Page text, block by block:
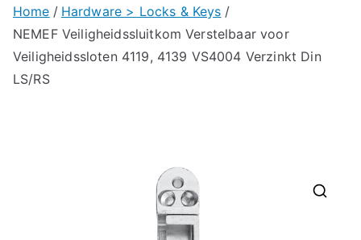
Home
Hardware > Locks & Keys
NEMEF Veiligheidssluitkom Verstelbaar voor
Veiligheidssloten 4119, 4139 VS4004 Verzinkt Din
LS/RS